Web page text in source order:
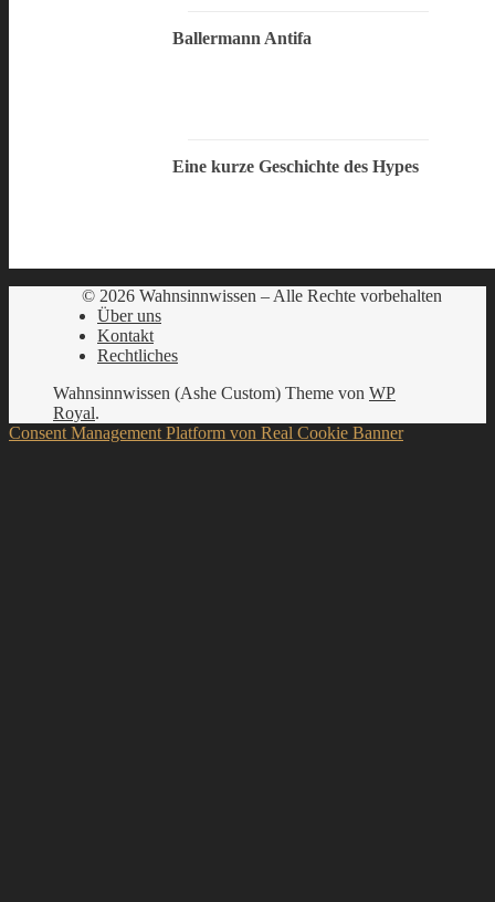
Ballermann Antifa
Eine kurze Geschichte des Hypes
© 2026 Wahnsinnwissen – Alle Rechte vorbehalten
Über uns
Kontakt
Rechtliches
Wahnsinnwissen (Ashe Custom) Theme von WP
Royal.
Consent Management Platform von Real Cookie Banner